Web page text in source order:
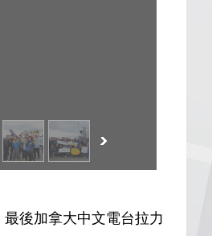
後加拿大中文電台拉力